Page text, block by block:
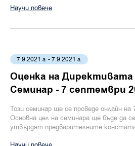
Научи повече
7.9.2021 г. - 7.9.2021 г.
Оценка на Директивата
Семинар - 7 септември
Този семинар ще се проведе онлайн на
Основна цел на семинара ще бъде да
утвърдят предварителните